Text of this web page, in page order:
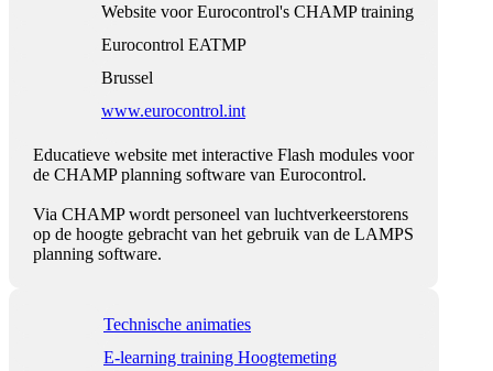
Website voor Eurocontrol's CHAMP training
Eurocontrol EATMP
Brussel
www.eurocontrol.int
Educatieve website met interactive Flash modules voor
de CHAMP planning software van Eurocontrol.
Via CHAMP wordt personeel van luchtverkeerstorens
op de hoogte gebracht van het gebruik van de LAMPS
planning software.
Technische animaties
E-learning training Hoogtemeting